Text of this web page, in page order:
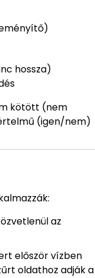
hossza)
kötött (nem
(igen/nem)
az
először vízben
oldathoz adják a